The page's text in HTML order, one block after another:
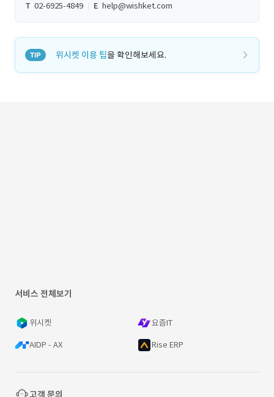
T 02-6925-4849 E help@wishket.com
위시켓 이용 팁을 확인해보세요.
서비스 전체보기
위시켓 요즘IT
AIDP - AX Rise ERP
고객 문의